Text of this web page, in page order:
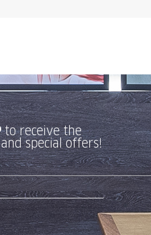
to receive the
special offers!